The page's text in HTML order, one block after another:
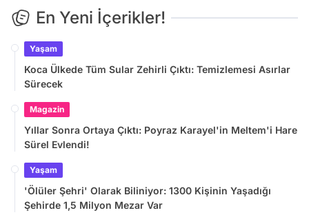
En Yeni İçerikler!
Yaşam
Koca Ülkede Tüm Sular Zehirli Çıktı: Temizlemesi Asırlar
Sürecek
Magazin
Yıllar Sonra Ortaya Çıktı: Poyraz Karayel'in Meltem'i Hare
Sürel Evlendi!
Yaşam
'Ölüler Şehri' Olarak Biliniyor: 1300 Kişinin Yaşadığı
Şehirde 1,5 Milyon Mezar Var